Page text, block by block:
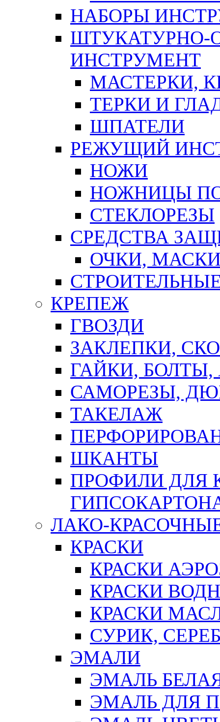
НАБОРЫ
ШТУКАТУРНО-
ИНСТРУМЕНТ
МАСТЕРКИ,
ТЕРКИ И
ШПАТЕЛИ
РЕЖУЩИЙ
НОЖИ
НОЖНИЦЫ
СТЕКЛОРЕЗЫ
СРЕДСТВА
ОЧКИ,
КРЕПЕЖ
ГВОЗДИ
ЗАКЛЕПКИ,
ГАЙКИ,
САМОРЕЗЫ,
ТАКЕЛАЖ
ШКАНТЫ
ПРОФИЛИ ДЛЯ
ЛАКО-
КРАСКИ
КРАСКИ
КРАСКИ
КРАСКИ
СУРИК,
ЭМАЛИ
ЭМАЛЬ
ЭМАЛЬ ДЛЯ